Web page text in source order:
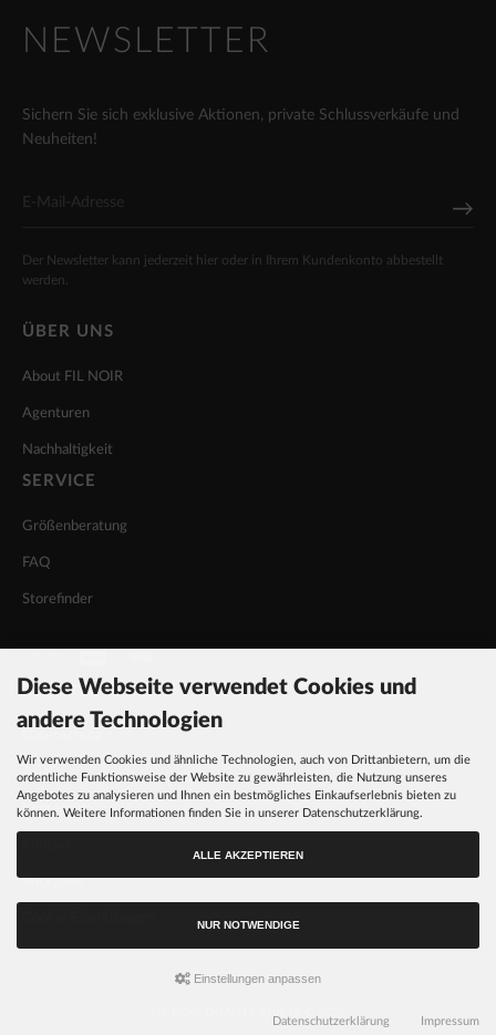
NEWSLETTER
Sichern Sie sich exklusive Aktionen, private Schlussverkäufe und
Neuheiten!
Der Newsletter kann jederzeit hier oder in Ihrem Kundenkonto abbestellt
werden.
ÜBER UNS
About FIL NOIR
Agenturen
Nachhaltigkeit
SERVICE
Größenberatung
FAQ
Storefinder
INFORMATIONEN
AGB
Impressum
Rückgabe
Diese Webseite verwendet Cookies und
andere Technologien
Wir verwenden Cookies und ähnliche Technologien, auch von Drittanbietern, um die
ordentliche Funktionsweise der Website zu gewährleisten, die Nutzung unseres
Angebotes zu analysieren und Ihnen ein bestmögliches Einkaufserlebnis bieten zu
können. Weitere Informationen finden Sie in unserer Datenschutzerklärung.
ALLE AKZEPTIEREN
NUR NOTWENDIGE
Einstellungen anpassen
Datenschutzerklärung Impressum